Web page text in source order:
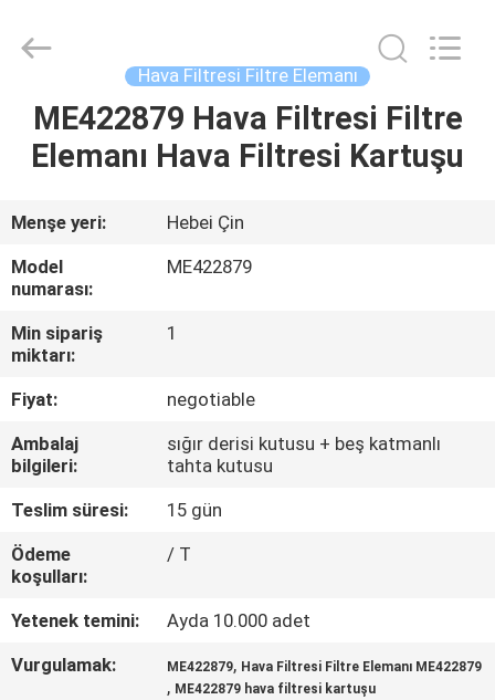
EV
VIDEOLAR
HAKKIMIZDA
FABRIKA
TURU
KALITE
KONTROL
BIZE
ULAŞIN
Rights
Reserved.
Hava Filtresi Filtre Elemanı
ME422879 Hava Filtresi Filtre
Elemanı Hava Filtresi Kartuşu
Menşe yeri:
Hebei Çin
Model
numarası:
ME422879
Min sipariş
miktarı:
1
Fiyat:
negotiable
Ambalaj
bilgileri:
sığır derisi kutusu + beş katmanlı
tahta kutusu
Teslim süresi:
15 gün
Ödeme
koşulları:
/ T
Yetenek temini:
Ayda 10.000 adet
Vurgulamak:
ME422879, Hava Filtresi Filtre Elemanı ME422879
, ME422879 hava filtresi kartuşu